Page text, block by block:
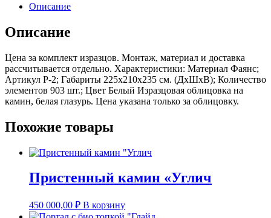
Описание
Описание
Цена за комплект изразцов. Монтаж, материал и доставка
рассчитывается отдельно. Характеристики: Материал Фаянс;
Артикул Р-2; Габариты 225х210х235 см. (ДхШхВ); Количество
элементов 903 шт.; Цвет Белый Изразцовая облицовка на
камин, белая глазурь. Цена указана только за облицовку.
Похожие товары
Пристенный камин «Углич
450 000,00 ₽ В корзину